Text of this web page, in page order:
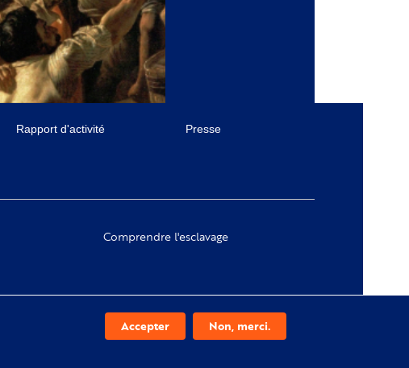
Rapport d'activité Presse
Comprendre l'esclavage
Accepter Non, merci.